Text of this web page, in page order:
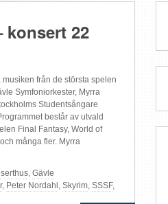
konsert 22
från de största spelen
Symfoniorkester, Myrra
Studentsångare
består av utvald
Final Fantasy, World of
många fler. Myrra
, Gävle
, Peter Nordahl , Skyrim, SSSF,